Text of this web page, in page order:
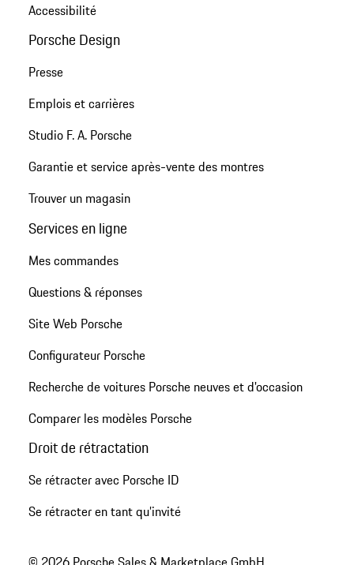
Accessibilité
Porsche Design
Presse
Emplois et carrières
Studio F. A. Porsche
Garantie et service après-vente des montres
Trouver un magasin
Services en ligne
Mes commandes
Questions & réponses
Site Web Porsche
Configurateur Porsche
Recherche de voitures Porsche neuves et d'occasion
Comparer les modèles Porsche
Droit de rétractation
Se rétracter avec Porsche ID
Se rétracter en tant qu’invité